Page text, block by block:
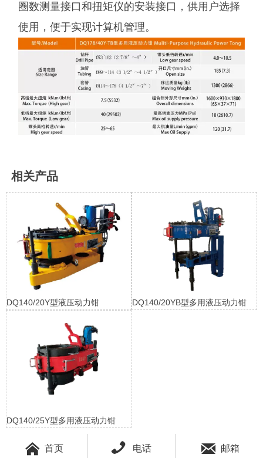
圈数测量接口和扭矩仪的安装接口，供用户选择
使用，便于实现计算机管理。
相关产品
DQ140/20Y型液压动力钳 DQ140/20YB型多用液压动力钳
DQ140/25Y型多用液压动力钳
 首页  电话  邮箱